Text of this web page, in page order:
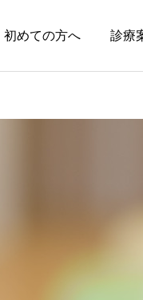
初めての方へ 診療